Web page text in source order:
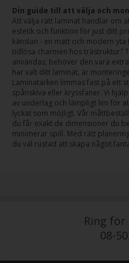
Din guide till att välja och
Att välja rätt laminat handlar om
estetik och funktion för just ditt
känslan - en matt och modern yta
tidlösa charmen hos trästruktur?
användas; behöver den vara
har valt ditt laminat, är
Laminatarken limmas fast på ett
spånskiva eller kryssfaner. Vi
av underlag och lämpligt lim för
lyckat som möjligt. Vår
du får exakt de dimensioner du
minimerar spill. Med rätt
du väl rustad att skapa något
Ring
08-